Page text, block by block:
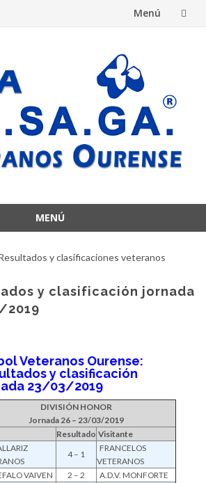
Menú
MENÚ
y clasificación jornada
Veteranos Ourense:
y clasificación
23/03/2019
DIVISIÓN HONOR
Jornada 26 – 23/03/2019
Resultado Visitante
4 – 1
FRANCELOS
VETERANOS
VAIVEN
2 – 2
A.D.V. MONFORTE